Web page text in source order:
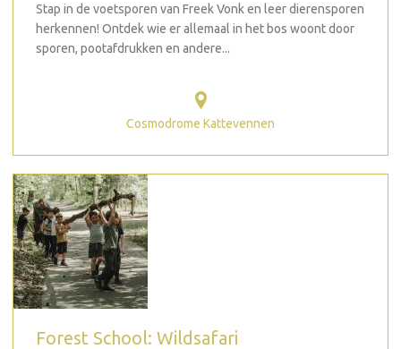
Stap in de voetsporen van Freek Vonk en leer dierensporen
herkennen! Ontdek wie er allemaal in het bos woont door
sporen, pootafdrukken en andere...
Cosmodrome Kattevennen
Forest School: Wildsafari